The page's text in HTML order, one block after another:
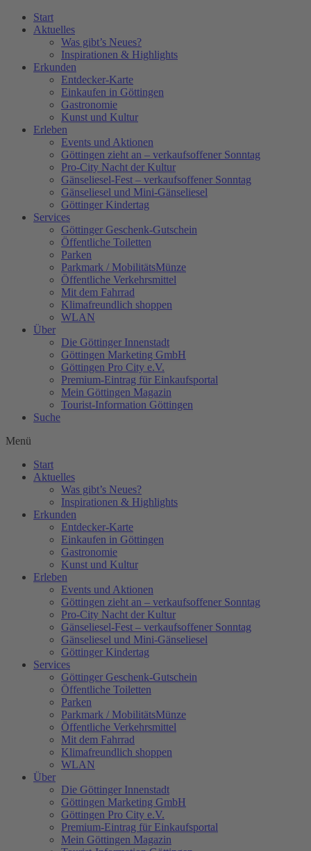
Zum
Inhalt
Start
Aktuelles
Was gibt’s Neues?
Inspirationen & Highlights
Erkunden
Entdecker-Karte
Einkaufen in Göttingen
Gastronomie
Kunst und Kultur
Erleben
Events und Aktionen
Göttingen zieht an – verkaufsoffener Sonntag
Pro-City Nacht der Kultur
Gänseliesel-Fest – verkaufsoffener Sonntag
Gänseliesel und Mini-Gänseliesel
Göttinger Kindertag
Services
Göttinger Geschenk-Gutschein
Öffentliche Toiletten
Parken
Parkmark / MobilitätsMünze
Öffentliche Verkehrsmittel
Mit dem Fahrrad
Klimafreundlich shoppen
WLAN
Über
Die Göttinger Innenstadt
Göttingen Marketing GmbH
Göttingen Pro City e.V.
Premium-Eintrag für Einkaufsportal
Mein Göttingen Magazin
Tourist-Information Göttingen
Suche
Menü
Start
Aktuelles
Was gibt’s Neues?
Inspirationen & Highlights
Erkunden
Entdecker-Karte
Einkaufen in Göttingen
Gastronomie
Kunst und Kultur
Erleben
Events und Aktionen
Göttingen zieht an – verkaufsoffener Sonntag
Pro-City Nacht der Kultur
Gänseliesel-Fest – verkaufsoffener Sonntag
Gänseliesel und Mini-Gänseliesel
Göttinger Kindertag
Services
Göttinger Geschenk-Gutschein
Öffentliche Toiletten
Parken
Parkmark / MobilitätsMünze
Öffentliche Verkehrsmittel
Mit dem Fahrrad
Klimafreundlich shoppen
WLAN
Über
Die Göttinger Innenstadt
Göttingen Marketing GmbH
Göttingen Pro City e.V.
Premium-Eintrag für Einkaufsportal
Mein Göttingen Magazin